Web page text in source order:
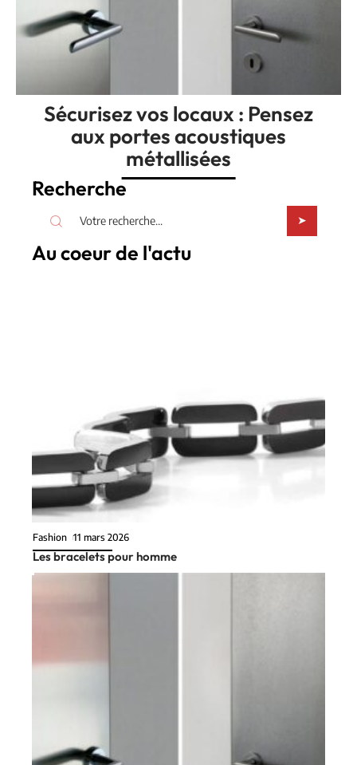
Sécurisez vos locaux : Pensez
aux portes acoustiques
métallisées
Recherche
Au coeur de l'actu
Fashion 11 mars 2026
Les bracelets pour homme